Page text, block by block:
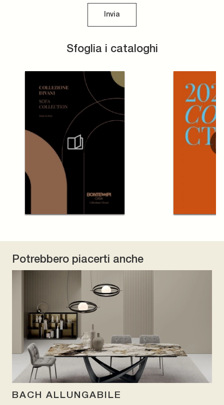
Sfoglia i cataloghi
Invia
Potrebbero piacerti anche
BACH ALLUNGABILE